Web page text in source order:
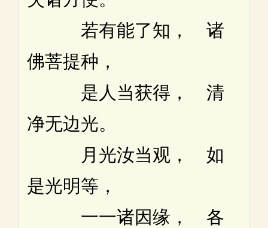
若有能了知， 诸
佛菩提种，
是人当获得， 清
净无边光。
月光汝当观， 如
是光明等，
一一诸因缘， 各